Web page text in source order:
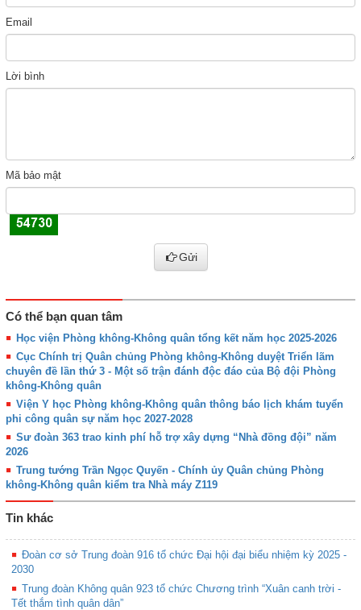
Email
Lời bình
Mã bảo mật
Gửi
Có thể bạn quan tâm
Học viện Phòng không-Không quân tổng kết năm học 2025-2026
Cục Chính trị Quân chủng Phòng không-Không duyệt Triển lãm
chuyên đề lần thứ 3 - Một số trận đánh độc đáo của Bộ đội Phòng
không-Không quân
Viện Y học Phòng không-Không quân thông báo lịch khám tuyển
phi công quân sự năm học 2027-2028
Sư đoàn 363 trao kinh phí hỗ trợ xây dựng “Nhà đồng đội” năm
2026
Trung tướng Trần Ngọc Quyến - Chính ủy Quân chủng Phòng
không-Không quân kiểm tra Nhà máy Z119
Tin khác
Đoàn cơ sở Trung đoàn 916 tổ chức Đại hội đại biểu nhiệm kỳ 2025 -
2030
Trung đoàn Không quân 923 tổ chức Chương trình “Xuân canh trời -
Tết thắm tình quân dân”